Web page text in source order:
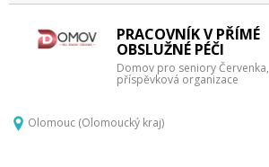
PRACOVNÍK V PŘÍMÉ
OBSLUŽNÉ PÉČI
Domov pro seniory Červenka,
příspěvková organizace
Olomouc (Olomoucký kraj)